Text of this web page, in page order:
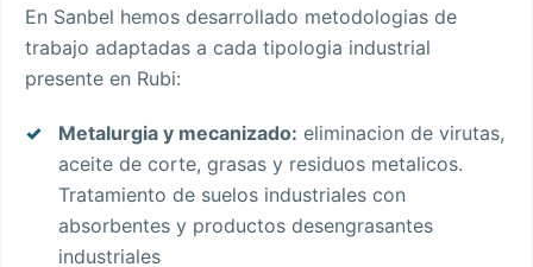
En Sanbel hemos desarrollado metodologias de
trabajo adaptadas a cada tipologia industrial
presente en Rubi:
Metalurgia y mecanizado: eliminacion de virutas,
aceite de corte, grasas y residuos metalicos.
Tratamiento de suelos industriales con
absorbentes y productos desengrasantes
industriales